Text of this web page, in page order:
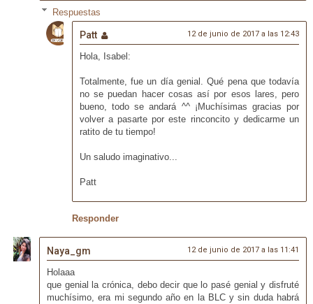
Respuestas
Patt 12 de junio de 2017 a las 12:43
Hola, Isabel:
Totalmente, fue un día genial. Qué pena que todavía
no se puedan hacer cosas así por esos lares, pero
bueno, todo se andará ^^ ¡Muchísimas gracias por
volver a pasarte por este rinconcito y dedicarme un
ratito de tu tiempo!
Un saludo imaginativo...
Patt
Responder
Naya_gm 12 de junio de 2017 a las 11:41
Holaaa
que genial la crónica, debo decir que lo pasé genial y disfruté
muchísimo, era mi segundo año en la BLC y sin duda habrá